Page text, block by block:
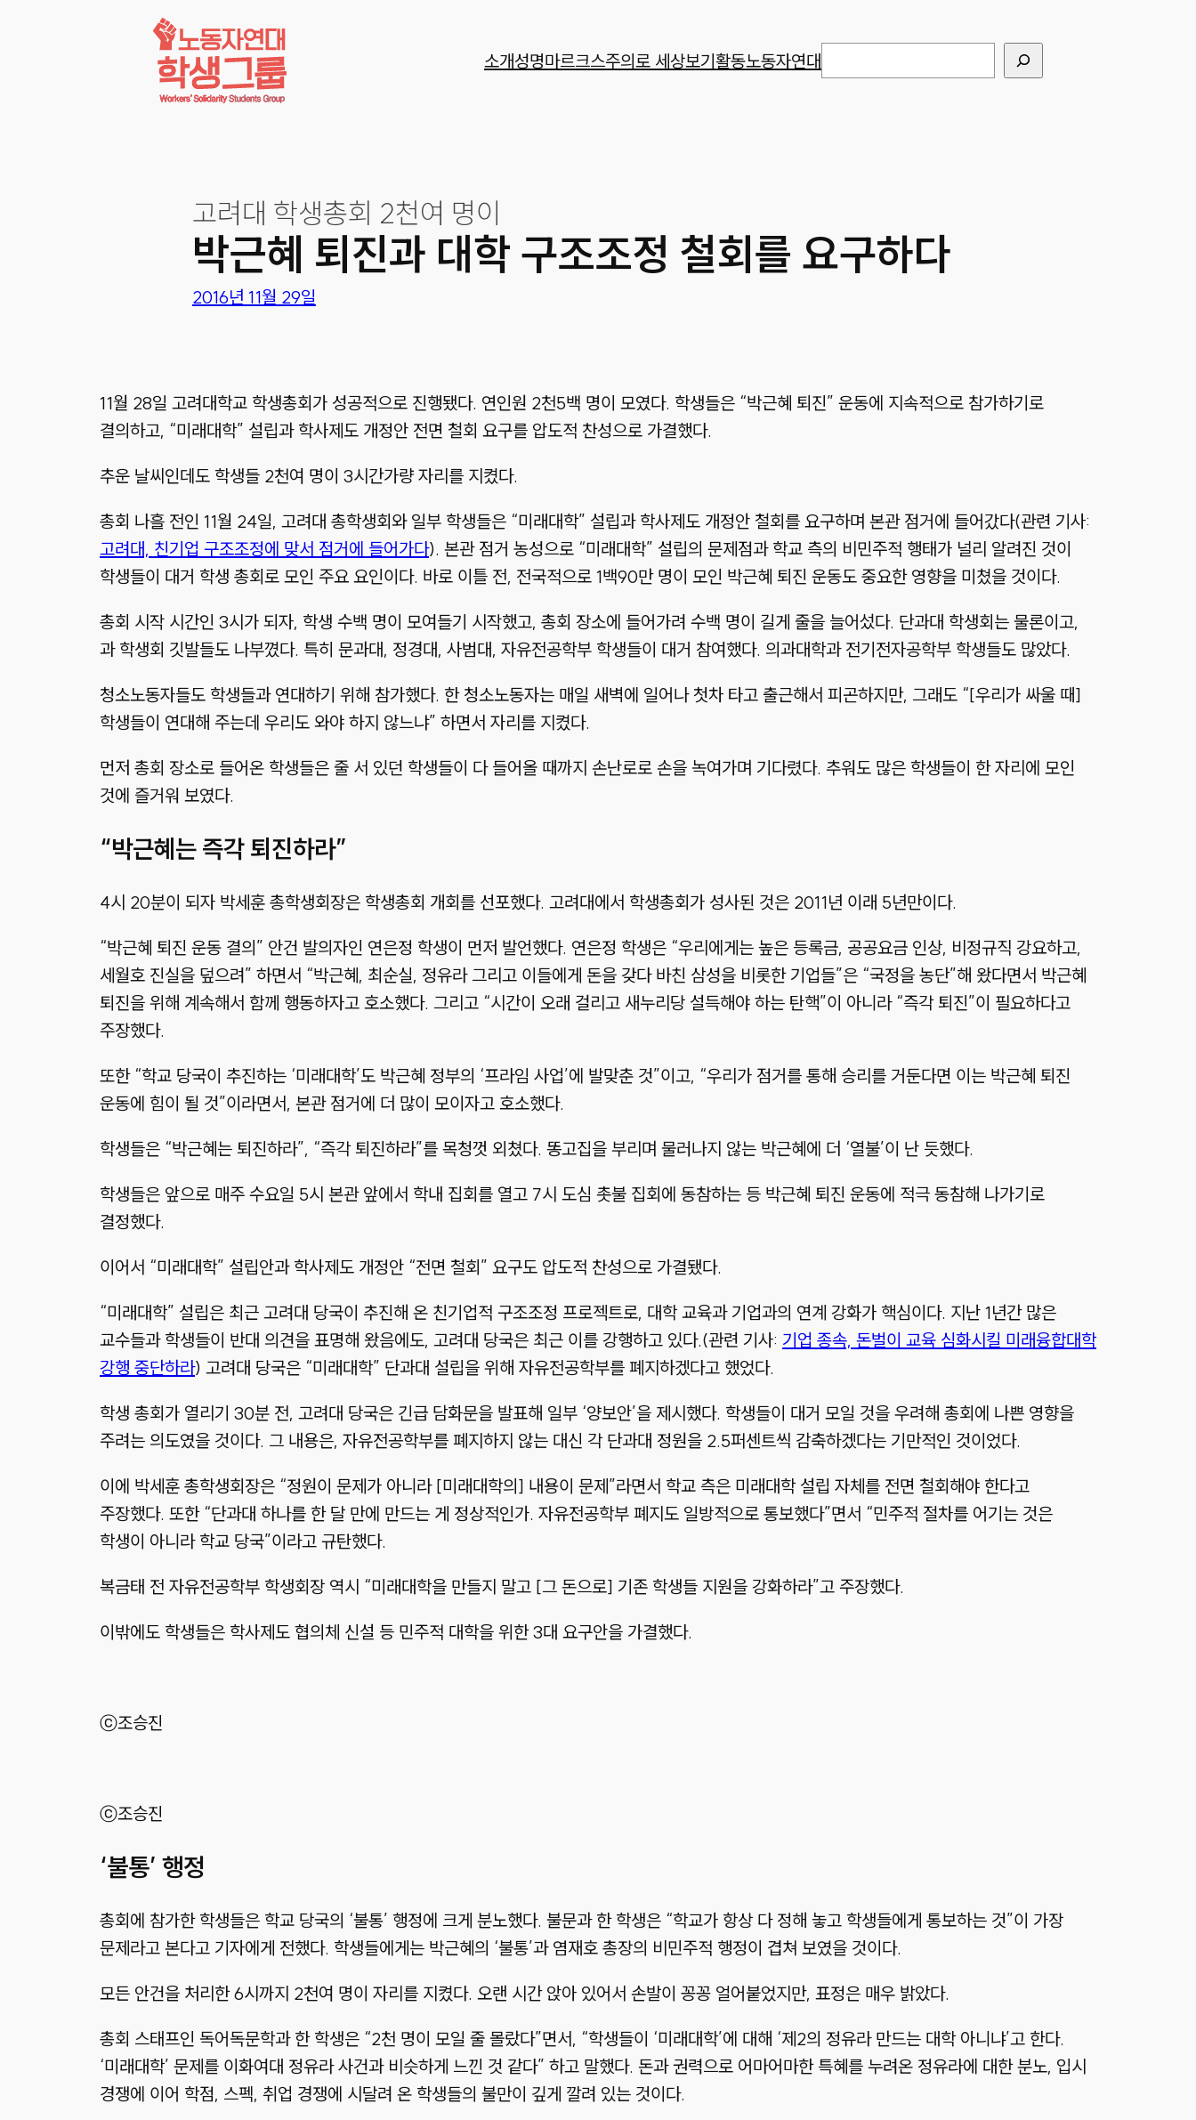
소개성명마르크스주의로 세상보기활동노동자연대
고려대 학생총회 2천여 명이
박근혜 퇴진과 대학 구조조정 철회를 요구하다
2016년 11월 29일
11월 28일 고려대학교 학생총회가 성공적으로 진행됐다. 연인원 2천5백 명이 모였다. 학생들은 “박근혜 퇴진” 운동에 지속적으로 참가하기로
결의하고, “미래대학” 설립과 학사제도 개정안 전면 철회 요구를 압도적 찬성으로 가결했다.
추운 날씨인데도 학생들 2천여 명이 3시간가량 자리를 지켰다.
총회 나흘 전인 11월 24일, 고려대 총학생회와 일부 학생들은 “미래대학” 설립과 학사제도 개정안 철회를 요구하며 본관 점거에 들어갔다(관련 기사:
고려대, 친기업 구조조정에 맞서 점거에 들어가다). 본관 점거 농성으로 “미래대학” 설립의 문제점과 학교 측의 비민주적 행태가 널리 알려진 것이
학생들이 대거 학생 총회로 모인 주요 요인이다. 바로 이틀 전, 전국적으로 1백90만 명이 모인 박근혜 퇴진 운동도 중요한 영향을 미쳤을 것이다.
총회 시작 시간인 3시가 되자, 학생 수백 명이 모여들기 시작했고, 총회 장소에 들어가려 수백 명이 길게 줄을 늘어섰다. 단과대 학생회는 물론이고,
과 학생회 깃발들도 나부꼈다. 특히 문과대, 정경대, 사범대, 자유전공학부 학생들이 대거 참여했다. 의과대학과 전기전자공학부 학생들도 많았다.
청소노동자들도 학생들과 연대하기 위해 참가했다. 한 청소노동자는 매일 새벽에 일어나 첫차 타고 출근해서 피곤하지만, 그래도 “[우리가 싸울 때]
학생들이 연대해 주는데 우리도 와야 하지 않느냐” 하면서 자리를 지켰다.
먼저 총회 장소로 들어온 학생들은 줄 서 있던 학생들이 다 들어올 때까지 손난로로 손을 녹여가며 기다렸다. 추워도 많은 학생들이 한 자리에 모인
것에 즐거워 보였다.
“박근혜는 즉각 퇴진하라”
4시 20분이 되자 박세훈 총학생회장은 학생총회 개회를 선포했다. 고려대에서 학생총회가 성사된 것은 2011년 이래 5년만이다.
“박근혜 퇴진 운동 결의” 안건 발의자인 연은정 학생이 먼저 발언했다. 연은정 학생은 “우리에게는 높은 등록금, 공공요금 인상, 비정규직 강요하고,
세월호 진실을 덮으려” 하면서 “박근혜, 최순실, 정유라 그리고 이들에게 돈을 갖다 바친 삼성을 비롯한 기업들”은 “국정을 농단”해 왔다면서 박근혜
퇴진을 위해 계속해서 함께 행동하자고 호소했다. 그리고 “시간이 오래 걸리고 새누리당 설득해야 하는 탄핵”이 아니라 “즉각 퇴진”이 필요하다고
주장했다.
또한 “학교 당국이 추진하는 ‘미래대학’도 박근혜 정부의 ‘프라임 사업’에 발맞춘 것”이고, “우리가 점거를 통해 승리를 거둔다면 이는 박근혜 퇴진
운동에 힘이 될 것”이라면서, 본관 점거에 더 많이 모이자고 호소했다.
학생들은 “박근혜는 퇴진하라”, “즉각 퇴진하라”를 목청껏 외쳤다. 똥고집을 부리며 물러나지 않는 박근혜에 더 ‘열불’이 난 듯했다.
학생들은 앞으로 매주 수요일 5시 본관 앞에서 학내 집회를 열고 7시 도심 촛불 집회에 동참하는 등 박근혜 퇴진 운동에 적극 동참해 나가기로
결정했다.
이어서 “미래대학” 설립안과 학사제도 개정안 “전면 철회” 요구도 압도적 찬성으로 가결됐다.
“미래대학” 설립은 최근 고려대 당국이 추진해 온 친기업적 구조조정 프로젝트로, 대학 교육과 기업과의 연계 강화가 핵심이다. 지난 1년간 많은
교수들과 학생들이 반대 의견을 표명해 왔음에도, 고려대 당국은 최근 이를 강행하고 있다.(관련 기사: 기업 종속, 돈벌이 교육 심화시킬 미래융합대학
강행 중단하라) 고려대 당국은 “미래대학” 단과대 설립을 위해 자유전공학부를 폐지하겠다고 했었다.
학생 총회가 열리기 30분 전, 고려대 당국은 긴급 담화문을 발표해 일부 ‘양보안’을 제시했다. 학생들이 대거 모일 것을 우려해 총회에 나쁜 영향을
주려는 의도였을 것이다. 그 내용은, 자유전공학부를 폐지하지 않는 대신 각 단과대 정원을 2.5퍼센트씩 감축하겠다는 기만적인 것이었다.
이에 박세훈 총학생회장은 “정원이 문제가 아니라 [미래대학의] 내용이 문제”라면서 학교 측은 미래대학 설립 자체를 전면 철회해야 한다고
주장했다. 또한 “단과대 하나를 한 달 만에 만드는 게 정상적인가. 자유전공학부 폐지도 일방적으로 통보했다”면서 “민주적 절차를 어기는 것은
학생이 아니라 학교 당국”이라고 규탄했다.
복금태 전 자유전공학부 학생회장 역시 “미래대학을 만들지 말고 [그 돈으로] 기존 학생들 지원을 강화하라”고 주장했다.
이밖에도 학생들은 학사제도 협의체 신설 등 민주적 대학을 위한 3대 요구안을 가결했다.
ⓒ조승진
ⓒ조승진
‘불통’ 행정
총회에 참가한 학생들은 학교 당국의 ‘불통’ 행정에 크게 분노했다. 불문과 한 학생은 “학교가 항상 다 정해 놓고 학생들에게 통보하는 것”이 가장
문제라고 본다고 기자에게 전했다. 학생들에게는 박근혜의 ‘불통’과 염재호 총장의 비민주적 행정이 겹쳐 보였을 것이다.
모든 안건을 처리한 6시까지 2천여 명이 자리를 지켰다. 오랜 시간 앉아 있어서 손발이 꽁꽁 얼어붙었지만, 표정은 매우 밝았다.
총회 스태프인 독어독문학과 한 학생은 “2천 명이 모일 줄 몰랐다”면서, “학생들이 ‘미래대학’에 대해 ‘제2의 정유라 만드는 대학 아니냐’고 한다.
‘미래대학’ 문제를 이화여대 정유라 사건과 비슷하게 느낀 것 같다” 하고 말했다. 돈과 권력으로 어마어마한 특혜를 누려온 정유라에 대한 분노, 입시
경쟁에 이어 학점, 스펙, 취업 경쟁에 시달려 온 학생들의 불만이 깊게 깔려 있는 것이다.